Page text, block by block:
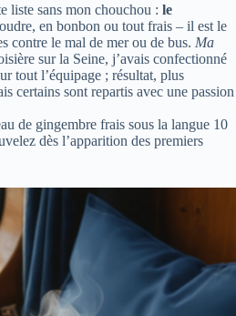
liste sans mon chouchou : le
en bonbon ou tout frais – il est le
contre le mal de mer ou de bus. Ma
sur la Seine, j’avais confectionné
tout l’équipage ; résultat, plus
certains sont repartis avec une passion
de gingembre frais sous la langue 10
dès l’apparition des premiers